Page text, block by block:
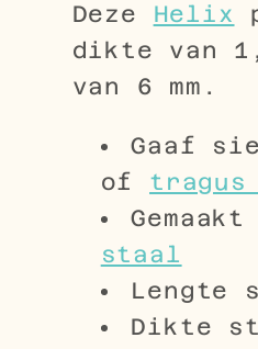
Deze Helix
dikte van
van 6 mm.
Gaaf
of
staal
Lengte
Dikte